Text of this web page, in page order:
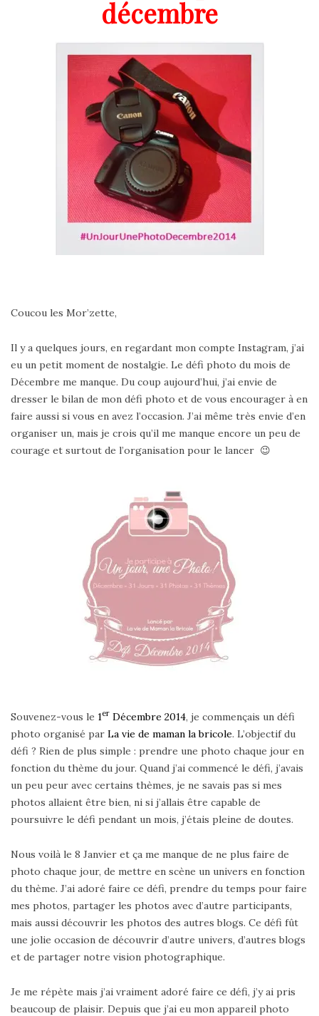
décembre
Coucou les Mor’zette,
Il y a quelques jours, en regardant mon compte Instagram, j’ai
eu un petit moment de nostalgie. Le défi photo du mois de
Décembre me manque. Du coup aujourd’hui, j’ai envie de
dresser le bilan de mon défi photo et de vous encourager à en
faire aussi si vous en avez l’occasion. J’ai même très envie d’en
organiser un, mais je crois qu’il me manque encore un peu de
courage et surtout de l’organisation pour le lancer 😉
Souvenez-vous le 1er Décembre 2014, je commençais un défi
photo organisé par La vie de maman la bricole. L’objectif du
défi ? Rien de plus simple : prendre une photo chaque jour en
fonction du thème du jour. Quand j’ai commencé le défi, j’avais
un peu peur avec certains thèmes, je ne savais pas si mes
photos allaient être bien, ni si j’allais être capable de
poursuivre le défi pendant un mois, j’étais pleine de doutes.
Nous voilà le 8 Janvier et ça me manque de ne plus faire de
photo chaque jour, de mettre en scène un univers en fonction
du thème. J’ai adoré faire ce défi, prendre du temps pour faire
mes photos, partager les photos avec d’autre participants,
mais aussi découvrir les photos des autres blogs. Ce défi fût
une jolie occasion de découvrir d’autre univers, d’autres blogs
et de partager notre vision photographique.
Je me répète mais j’ai vraiment adoré faire ce défi, j’y ai pris
beaucoup de plaisir. Depuis que j’ai eu mon appareil photo